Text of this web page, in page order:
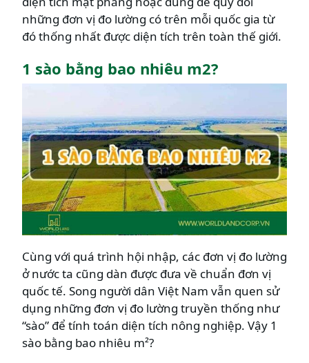
những đơn vị đo lường có trên mỗi quốc gia từ
đó thống nhất được diện tích trên toàn thế giới.
1 sào bằng bao nhiêu m2?
Cùng với quá trình hội nhập, các đơn vị đo lường
ở nước ta cũng dàn được đưa về chuẩn đơn vị
quốc tế. Song người dân Việt Nam vẫn quen sử
dụng những đơn vị đo lường truyền thống như
“sào” để tính toán diện tích nông nghiệp. Vậy 1
sào bằng bao nhiêu m²?